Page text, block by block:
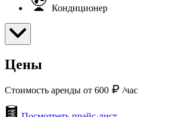
Кондиционер
Цены
Стоимость аренды от 600 /час